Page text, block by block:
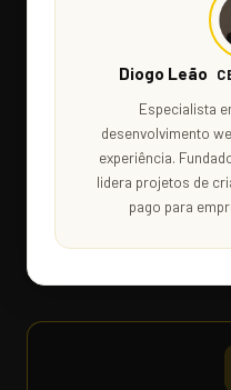
Diogo Leão
Especialista
desenvolvimento
experiência.
lidera projetos de
pago para